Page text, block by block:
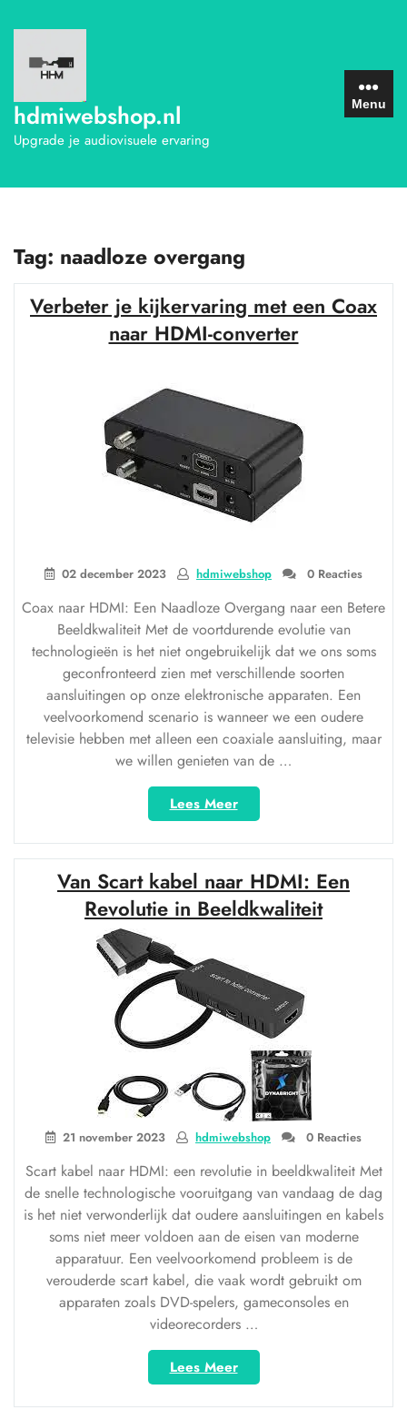
naar
inhoud
hdmiwebshop.nl
Upgrade je audiovisuele ervaring
Menu
Tag: naadloze overgang
Verbeter je kijkervaring met een Coax
naar HDMI-converter
02 december 2023 hdmiwebshop 0 Reacties
Coax naar HDMI: Een Naadloze Overgang naar een Betere
Beeldkwaliteit Met de voortdurende evolutie van
technologieën is het niet ongebruikelijk dat we ons soms
geconfronteerd zien met verschillende soorten
aansluitingen op onze elektronische apparaten. Een
veelvoorkomend scenario is wanneer we een oudere
televisie hebben met alleen een coaxiale aansluiting, maar
we willen genieten van de …
Lees Meer“Verbeter
je
kijkervaring
met
een
Coax
naar
converter”
Van Scart kabel naar HDMI: Een
Revolutie in Beeldkwaliteit
21 november 2023 hdmiwebshop 0 Reacties
Scart kabel naar HDMI: een revolutie in beeldkwaliteit Met
de snelle technologische vooruitgang van vandaag de dag
is het niet verwonderlijk dat oudere aansluitingen en kabels
soms niet meer voldoen aan de eisen van moderne
apparatuur. Een veelvoorkomend probleem is de
verouderde scart kabel, die vaak wordt gebruikt om
apparaten zoals DVD-spelers, gameconsoles en
videorecorders …
Lees Meer“Van
Scart
kabel